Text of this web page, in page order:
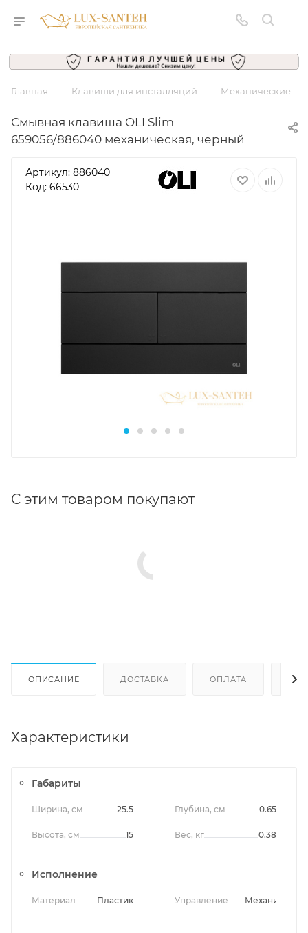
Главная — Клавиши для инсталляций — Механические —
Смывная клавиша OLI Slim
659056/886040 механическая, черный
Артикул: 886040
Код: 66530
С этим товаром покупают
ОПИСАНИЕ ДОСТАВКА ОПЛАТА
Характеристики
Габариты
Ширина, см 25.5
Высота, см 15
Глубина, см 0.65
Вес, кг 0.38
Исполнение
Материал Пластик Управление